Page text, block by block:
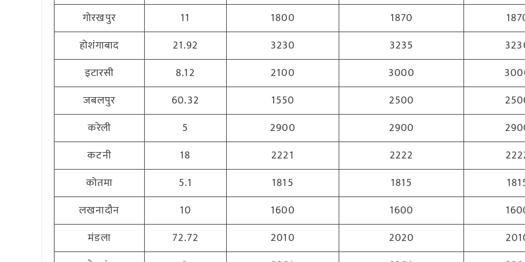
गोरखपुर
11 1800 1870
होशंगाबाद
21.92 3230 3235
इटारसी
8.12 2100 3000
जबलपुर
60.32 1550 2500
करेली
5 2900 2900
कटनी
18 2221 2222
कोतमा
5.1 1815 1815
लखनादौन
10 1600 1600
मंडला
72.72 2010 2020